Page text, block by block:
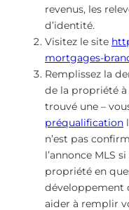
revenus, les
d’identité.
Visitez le site
mortgages-
Remplissez la
de la propriété à
trouvé une –
préqualification
n’est pas
l’annonce MLS
propriété en
développement
aider à remplir